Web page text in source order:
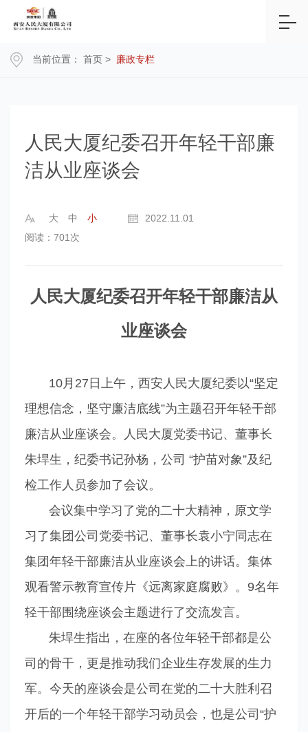
当前位置： 首页 > 廉政专栏
人民大厦纪委召开年轻干部廉
洁从业座谈会
大 中 小
2022.11.01
阅读：701次
人民大厦纪委召开年轻干部廉洁从
业座谈会
10月27日上午，西安人民大厦纪委以“坚定
理想信念，坚守廉洁底线”为主题召开年轻干部
廉洁从业座谈会。人民大厦党委书记、董事长
朱垾生，纪委书记孙杨，公司 “护苗对象”及纪
检工作人员参加了会议。
会议集中学习了党的二十大精神，原文学
习了集团公司党委书记、董事长袁小宁同志在
集团年轻干部廉洁从业座谈会上的讲话。集体
观看警示教育宣传片《远离家庭腐败》。9名年
轻干部围绕座谈会主题进行了交流发言。
朱垾生指出，在座的各位年轻干部都是公
司的骨干，更是推动我们企业生存发展的生力
军。今天的座谈会是公司在党的二十大胜利召
开后的一个年轻干部学习动员会，也是公司“护